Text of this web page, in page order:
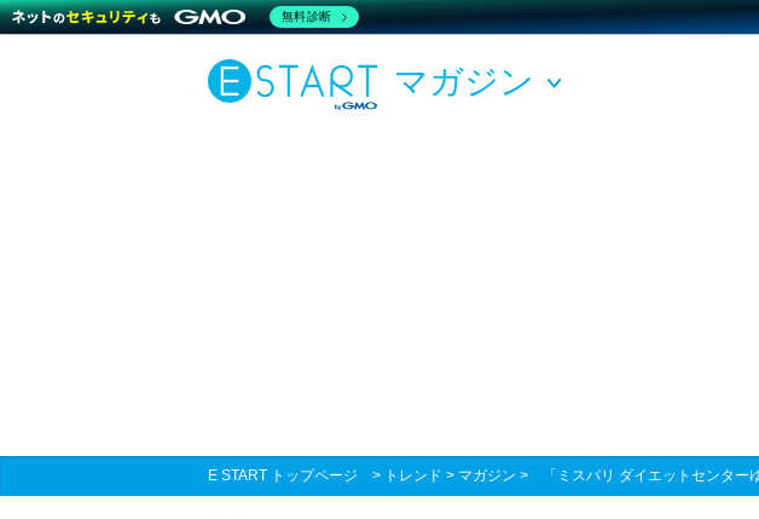
マガジン
E START トップページ > トレンド > マガジン > 「ミスパリ ダイエットセンタ
無料診断